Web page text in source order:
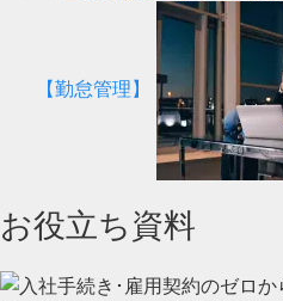
【勤怠管理】
お役立ち資料